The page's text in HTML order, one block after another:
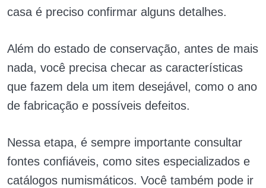
casa é preciso confirmar alguns detalhes.
Além do estado de conservação, antes de mais
nada, você precisa checar as características
que fazem dela um item desejável, como o ano
de fabricação e possíveis defeitos.
Nessa etapa, é sempre importante consultar
fontes confiáveis, como sites especializados e
catálogos numismáticos. Você também pode ir